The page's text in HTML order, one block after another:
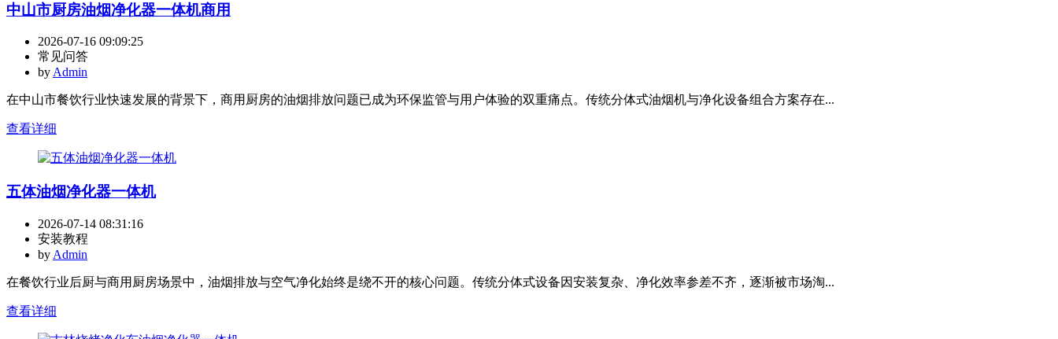
中山市厨房油烟净化器一体机商用
2026-07-16 09:09:25
常见问答
by Admin
在中山市餐饮行业快速发展的背景下，商用厨房的油烟排放问题已成为环保监管与用户体验的双重痛点。传统分体式油烟机与净化设备组合方案存在...
查看详细
五体油烟净化器一体机
2026-07-14 08:31:16
安装教程
by Admin
在餐饮行业后厨与商用厨房场景中，油烟排放与空气净化始终是绕不开的核心问题。传统分体式设备因安装复杂、净化效率参差不齐，逐渐被市场淘...
查看详细